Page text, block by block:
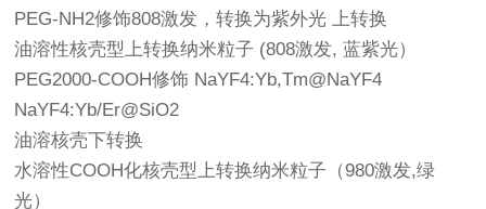
PEG-NH2修饰808激发，转换为紫外光 上转换
油溶性核壳型上转换纳米粒子 (808激发, 蓝紫光）
PEG2000-COOH修饰 NaYF4:Yb,Tm@NaYF4
NaYF4:Yb/Er@SiO2
油溶核壳下转换
水溶性COOH化核壳型上转换纳米粒子（980激发,绿
光）